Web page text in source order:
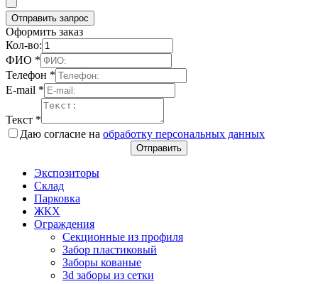
Отправить запрос
Оформить заказ
Кол-во:
ФИО *
Телефон *
E-mail *
Текст *
Даю согласие на обработку персональных данных
Отправить
Экспозиторы
Склад
Парковка
ЖКХ
Ограждения
Секционные из профиля
Забор пластиковый
Заборы кованые
3d заборы из сетки